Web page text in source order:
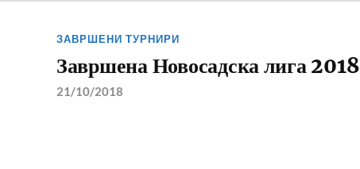
ЗАВРШЕНИ ТУРНИРИ
Завршена Новосадска лига 2018
21/10/2018